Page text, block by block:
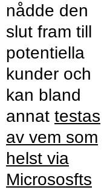
nådde den
slut fram till
potentiella
kunder och
kan bland
annat testas
av vem som
helst via
Micro­sosfts